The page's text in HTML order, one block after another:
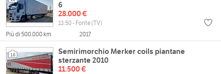
6
28.000 €
13:50 - Fonte (TV)
Più di 500.000 km
2017
16
Semirimorchio Merker coils piantane
sterzante 2010
11.500 €